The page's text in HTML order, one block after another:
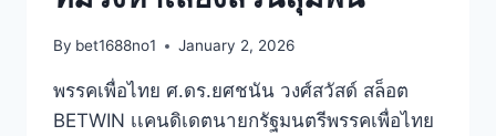
By bet1688no1 January 2, 2026
พรรคเพื่อไทย ศ.ดร.ยศชนัน วงศ์สวัสด์ สล็อต
BETWIN เเคนดิเดตนายกรัฐมนตรีพรรคเพื่อไทย